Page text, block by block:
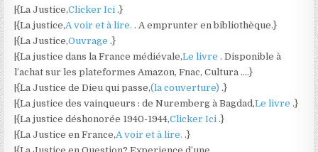
|{La Justice,Clicker Ici.}
|{La justice,A voir et à lire.. A emprunter en bibliothèque.}
|{La Justice,Ouvrage.}
|{La justice dans la France médiévale,Le livre. Disponible à
l’achat sur les plateformes Amazon, Fnac, Cultura ….}
|{La Justice de Dieu qui passe,(la couverture).}
|{La justice des vainqueurs : de Nuremberg à Bagdad,Le livre.}
|{La justice déshonorée 1940-1944,Clicker Ici.}
|{La Justice en France,A voir et à lire..}